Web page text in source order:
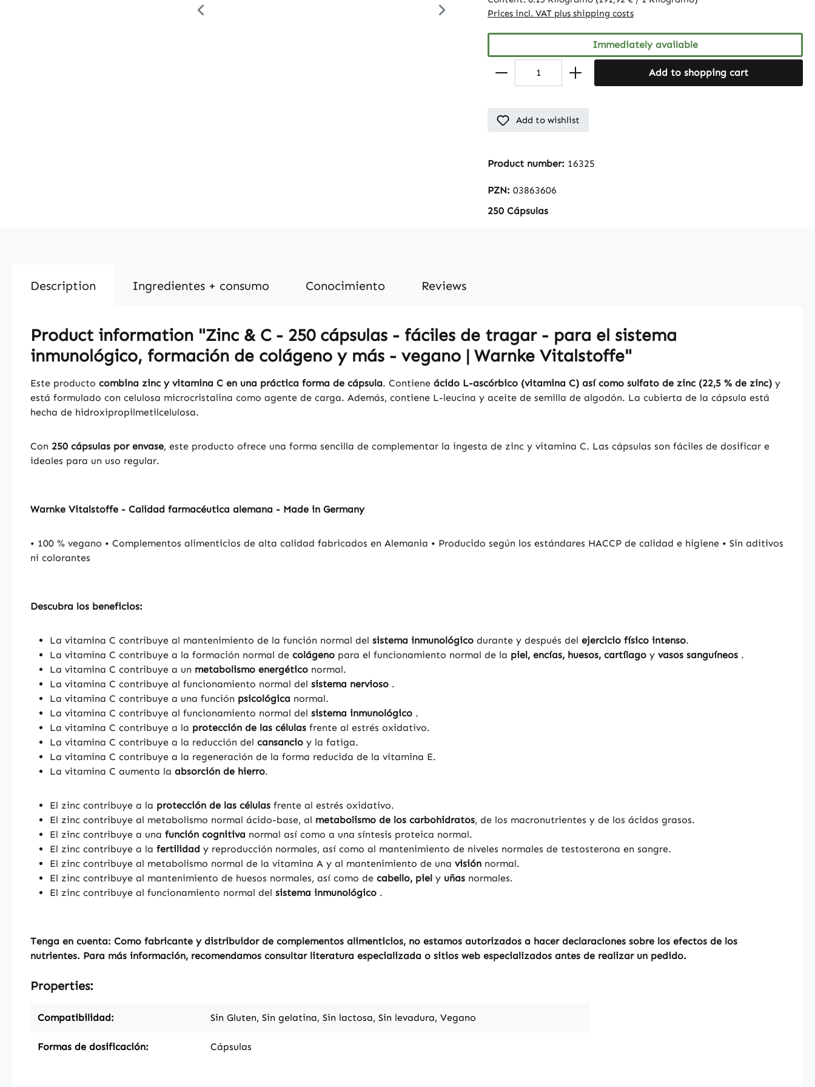
Prices incl. VAT plus shipping costs
Immediately available
Add to shopping cart
Add to wishlist
Product number: 16325
PZN: 03863606
250 Cápsulas
Description Ingredientes + consumo Conocimiento Reviews
Product information "Zinc & C - 250 cápsulas - fáciles de tragar - para el sistema
inmunológico, formación de colágeno y más - vegano | Warnke Vitalstoffe"
Este producto combina zinc y vitamina C en una práctica forma de cápsula. Contiene ácido L-ascórbico (vitamina C) así como sulfato de zinc (22,5 % de zinc) y
está formulado con celulosa microcristalina como agente de carga. Además, contiene L-leucina y aceite de semilla de algodón. La cubierta de la cápsula está
hecha de hidroxipropilmetilcelulosa.
Con 250 cápsulas por envase, este producto ofrece una forma sencilla de complementar la ingesta de zinc y vitamina C. Las cápsulas son fáciles de dosificar e
ideales para un uso regular.
Warnke Vitalstoffe - Calidad farmacéutica alemana - Made in Germany
• 100 % vegano • Complementos alimenticios de alta calidad fabricados en Alemania • Producido según los estándares HACCP de calidad e higiene • Sin aditivos
ni colorantes
Descubra los beneficios:
La vitamina C contribuye al mantenimiento de la función normal del sistema inmunológico durante y después del ejercicio físico intenso.
La vitamina C contribuye a la formación normal de colágeno para el funcionamiento normal de la piel, encías, huesos, cartílago y vasos sanguíneos .
La vitamina C contribuye a un metabolismo energético normal.
La vitamina C contribuye al funcionamiento normal del sistema nervioso .
La vitamina C contribuye a una función psicológica normal.
La vitamina C contribuye al funcionamiento normal del sistema inmunológico .
La vitamina C contribuye a la protección de las células frente al estrés oxidativo.
La vitamina C contribuye a la reducción del cansancio y la fatiga.
La vitamina C contribuye a la regeneración de la forma reducida de la vitamina E.
La vitamina C aumenta la absorción de hierro.
El zinc contribuye a la protección de las células frente al estrés oxidativo.
El zinc contribuye al metabolismo normal ácido-base, al metabolismo de los carbohidratos, de los macronutrientes y de los ácidos grasos.
El zinc contribuye a una función cognitiva normal así como a una síntesis proteica normal.
El zinc contribuye a la fertilidad y reproducción normales, así como al mantenimiento de niveles normales de testosterona en sangre.
El zinc contribuye al metabolismo normal de la vitamina A y al mantenimiento de una visión normal.
El zinc contribuye al mantenimiento de huesos normales, así como de cabello, piel y uñas normales.
El zinc contribuye al funcionamiento normal del sistema inmunológico .
Tenga en cuenta: Como fabricante y distribuidor de complementos alimenticios, no estamos autorizados a hacer declaraciones sobre los efectos de los
nutrientes. Para más información, recomendamos consultar literatura especializada o sitios web especializados antes de realizar un pedido.
Properties:
Compatibilidad: Sin Gluten, Sin gelatina, Sin lactosa, Sin levadura, Vegano
Formas de dosificación: Cápsulas